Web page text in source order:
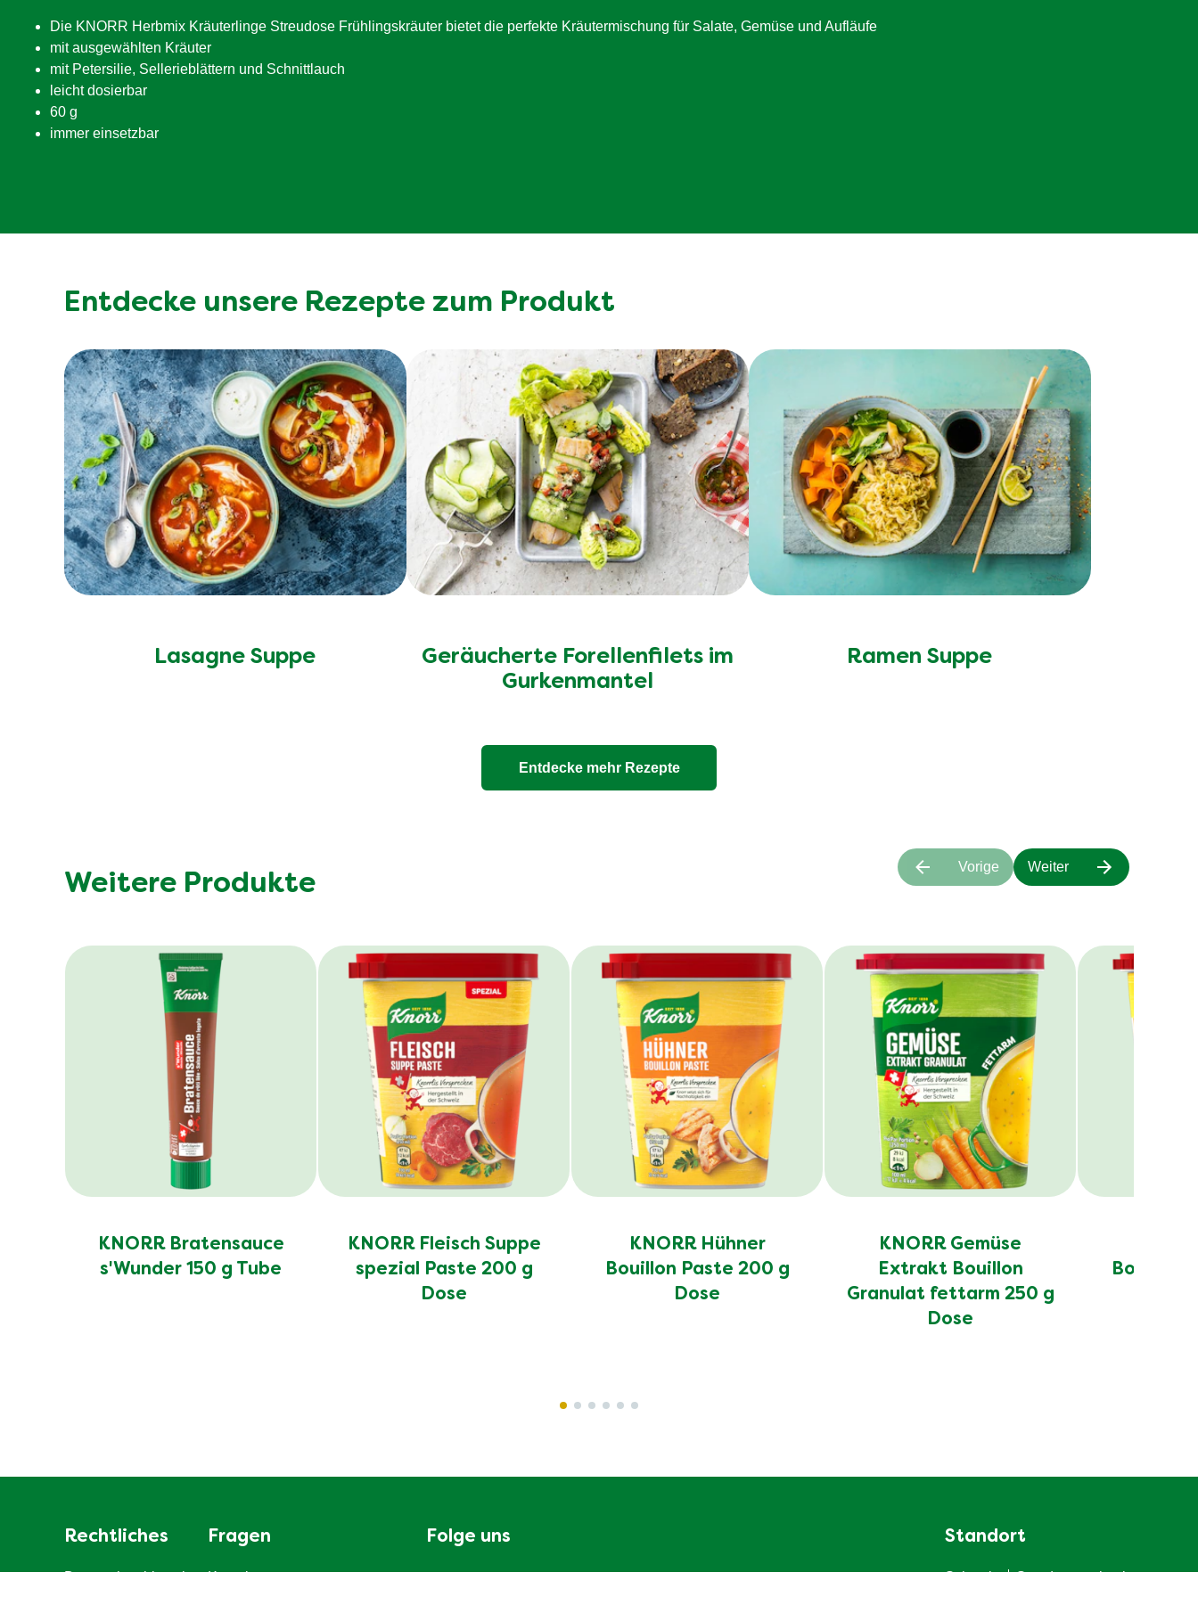
Ballaststoffe
Eiweiß
Salz
Die KNORR Herbmix Kräuterlinge Streudose Frühlingskräuter bietet die perfekte Kräutermischung für Salate, Gemüse und Aufläufe
mit ausgewählten Kräuter
mit Petersilie, Sellerieblättern und Schnittlauch
leicht dosierbar
60 g
immer einsetzbar
Entdecke unsere Rezepte zum Produkt
Lasagne Suppe
Geräucherte Forellenfilets im
Gurkenmantel
Ramen Suppe
Entdecke mehr Rezepte
Weitere Produkte
KNORR Bratensauce
s'Wunder 150 g Tube
KNORR Fleisch Suppe
spezial Paste 200 g
Dose
KNORR Hühner
Bouillon Paste 200 g
Dose
KNORR Gemüse
Extrakt Bouillon
Granulat fettarm 250 g
Dose
Bouillon
Vorige Weiter
Rechtliches
Datenschutzhinweis
Fragen
Kontakt
Folge uns Standort
Schweiz Standort wechseln